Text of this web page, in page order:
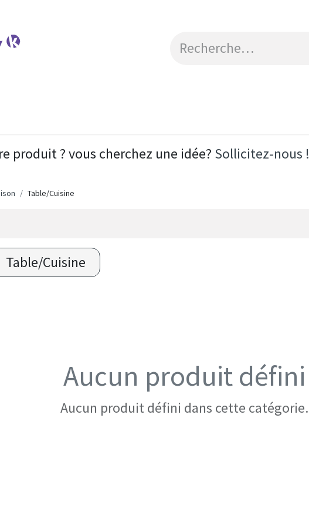
produit ? vous cherchez une idée? Sollicitez-nous !
Table/Cuisine
Table/Cuisine
Aucun produit défini
Aucun produit défini dans cette catégorie.